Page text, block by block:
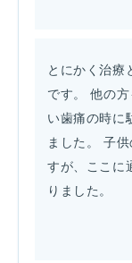
とにかく治療
です。 他の
い歯痛の時に
ました。 子
すが、ここに
りました。